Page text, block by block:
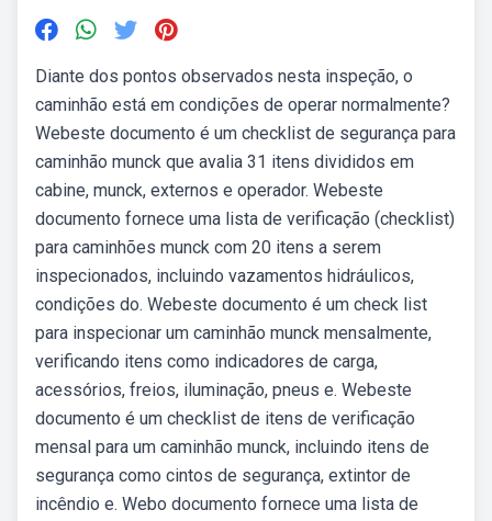
Diante dos pontos observados nesta inspeção, o
caminhão está em condições de operar normalmente?
Webeste documento é um checklist de segurança para
caminhão munck que avalia 31 itens divididos em
cabine, munck, externos e operador. Webeste
documento fornece uma lista de verificação (checklist)
para caminhões munck com 20 itens a serem
inspecionados, incluindo vazamentos hidráulicos,
condições do. Webeste documento é um check list
para inspecionar um caminhão munck mensalmente,
verificando itens como indicadores de carga,
acessórios, freios, iluminação, pneus e. Webeste
documento é um checklist de itens de verificação
mensal para um caminhão munck, incluindo itens de
segurança como cintos de segurança, extintor de
incêndio e. Webo documento fornece uma lista de